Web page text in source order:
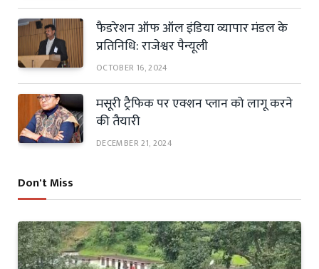
फैडरेशन ऑफ ऑल इंडिया व्यापार मंडल के
प्रतिनिधि: राजेश्वर पैन्यूली
OCTOBER 16, 2024
मसूरी ट्रैफिक पर एक्शन प्लान को लागू करने
की तैयारी
DECEMBER 21, 2024
Don't Miss